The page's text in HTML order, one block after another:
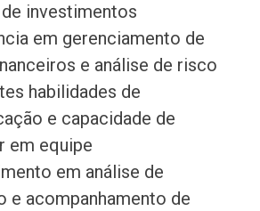
investimentos
em gerenciamento de
e análise de risco
habilidades de
e capacidade de
em equipe
em análise de
e acompanhamento de